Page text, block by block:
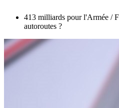
413 milliards pour l'Armée /
autoroutes ?